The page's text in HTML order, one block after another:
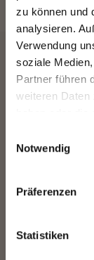
zu können und
analysieren.
Verwendung
soziale
Partner führen
weiteren Daten
Notwendig
Präferenzen
Statistiken
Deine